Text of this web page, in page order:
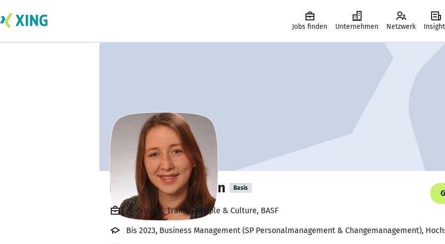
Jobs finden Unternehmen Netzwerk
Kristin Lindemann Basis
Angestellt, Trainee People & Culture, BASF
Bis 2023, Business Management (SP Personalmanagement & Changemanagement),